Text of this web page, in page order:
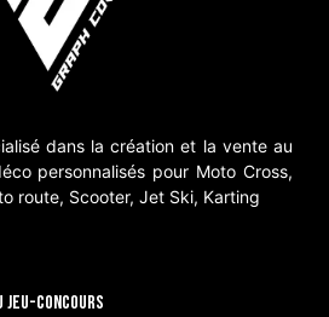
dans la création et la vente au
personnalisés pour Moto Cross,
route, Scooter, Jet Ski, Karting
CONCOURS